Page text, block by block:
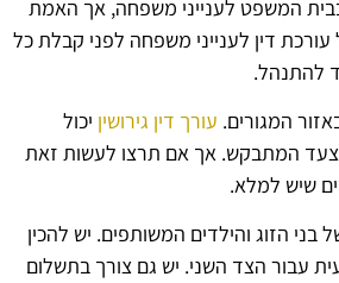
המשפט לענייני משפחה, אך האמת
דין לענייני משפחה לפני קבלת כל
להתנהל.
המגורים. עורך דין גירושין יכול
המתבקש. אך אם תרצו לעשות זאת
שיש למלא.
הזוג והילדים המשותפים. יש להכין
עבור הצד השני. יש גם צורך בתשלום